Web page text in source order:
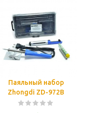
Паяльный набор
Zhongdi ZD-972В